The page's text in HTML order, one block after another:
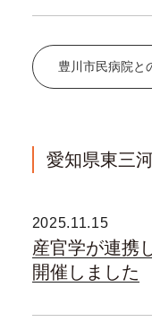
豊川市民病院と
愛知県東三
2025.11.15
産官学が連携
開催しました